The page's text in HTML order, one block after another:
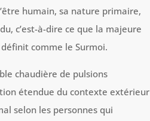
humain, sa nature primaire,
c’est-à-dire ce que la majeure
comme le Surmoi.
chaudière de pulsions
étendue du contexte extérieur
selon les personnes qui